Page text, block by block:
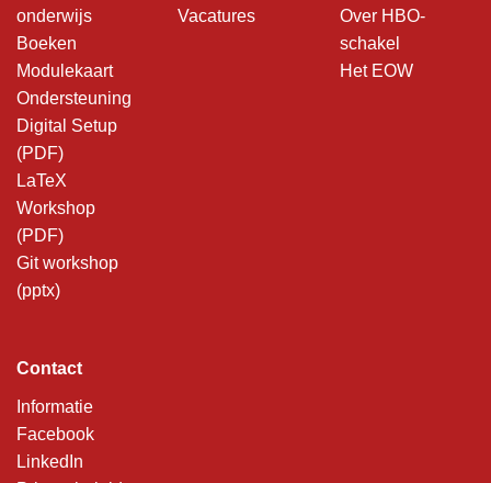
onderwijs
Boeken
Modulekaart
Ondersteuning
Digital Setup
(PDF)
LaTeX
Workshop
(PDF)
Git workshop
(pptx)
Vacatures
Over HBO-
schakel
Het EOW
Contact
Informatie
Facebook
LinkedIn